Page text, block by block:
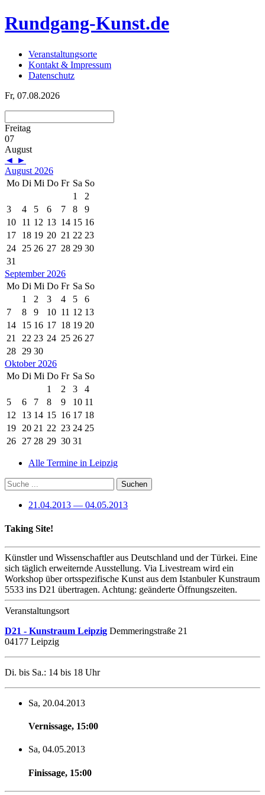
Rundgang-Kunst.de
Veranstaltungsorte
Kontakt & Impressum
Datenschutz
Fr, 07.08.2026
Freitag
07
August
◄ ►
August 2026
Mo Di Mi Do Fr Sa So
1
2
3
4 5 6 7 8
9
10
11 12 13 14 15 16
17
18 19 20 21 22 23
24 25 26 27 28 29 30
31
September 2026
Mo Di Mi Do Fr Sa So
1
2 3 4 5
6
7
8 9 10 11 12 13
14
15 16 17 18 19 20
21
22 23 24 25 26 27
28 29 30
Oktober 2026
Mo Di Mi Do Fr Sa So
1
2 3
4
5
6 7 8 9 10 11
12
13 14 15 16 17 18
19 20 21 22 23 24 25
26 27 28 29 30 31
Alle Termine in Leipzig
21.04.2013 — 04.05.2013
Taking Site!
Künstler und Wissenschaftler aus Deutschland und der Türkei. Eine
sich täglich erweiternde Ausstellung. Via Livestream wird ein
Workshop über ortsspezifische Kunst aus dem Istanbuler Kunstraum
5533 ins D21 übertragen. Achtung: geänderte Öffnungszeiten.
Veranstaltungsort
D21 - Kunstraum Leipzig Demmeringstraße 21
04177 Leipzig
Di. bis Sa.: 14 bis 18 Uhr
Sa, 20.04.2013
Vernissage, 15:00
Sa, 04.05.2013
Finissage, 15:00